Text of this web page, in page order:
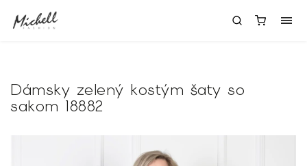
Dámsky zelený kostým šaty so
sakom 18882